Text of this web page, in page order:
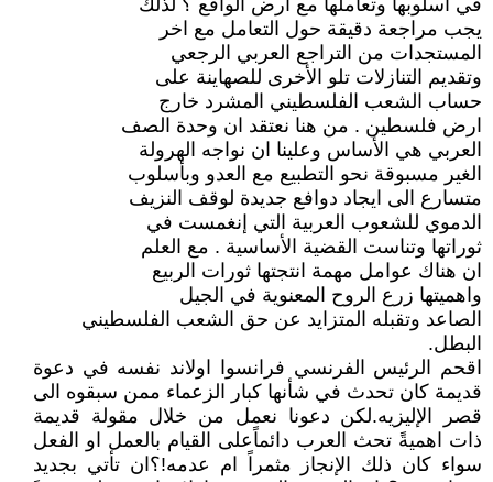
في اسلوبها وتعاملها مع ارض الواقع ؟ لذلك
يجب مراجعة دقيقة حول التعامل مع اخر
المستجدات من التراجع العربي الرجعي
وتقديم التنازلات تلو الأخرى للصهاينة على
حساب الشعب الفلسطيني المشرد خارج
ارض فلسطين . من هنا نعتقد ان وحدة الصف
العربي هي الأساس وعلينا ان نواجه الهرولة
الغير مسبوقة نحو التطبيع مع العدو وبأسلوب
متسارع الى ايجاد دوافع جديدة لوقف النزيف
الدموي للشعوب العربية التي إنغمست في
ثوراتها وتناست القضية الأساسية . مع العلم
ان هناك عوامل مهمة انتجتها ثورات الربيع
واهميتها زرع الروح المعنوية في الجيل
الصاعد وتقبله المتزايد عن حق الشعب الفلسطيني
البطل.
اقحم الرئيس الفرنسي فرانسوا اولاند نفسه في دعوة
قديمة كان تحدث في شأنها كبار الزعماء ممن سبقوه الى
قصر الإليزيه.لكن دعونا نعمل من خلال مقولة قديمة
ذات اهميةً تحث العرب دائماًعلى القيام بالعمل او الفعل
سواء كان ذلك الإنجاز مثمراً ام عدمه!؟ان تأتي بجديد